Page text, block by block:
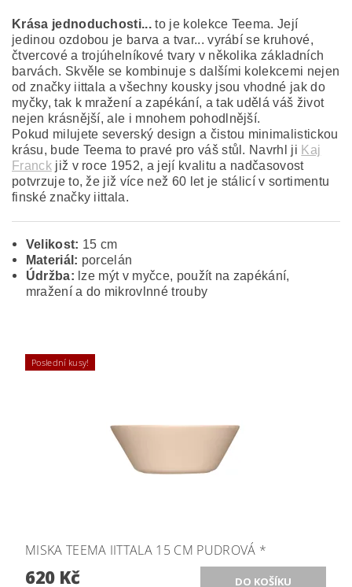
Krása jednoduchosti...to je kolekce Teema. Její
jedinou ozdobou je barva a tvar... vyrábí se kruhové,
čtvercové a trojúhelníkové tvary v několika základních
barvách. Skvěle se kombinuje s dalšími kolekcemi nejen
od značky iittala a všechny kousky jsou vhodné jak do
myčky, tak k mražení a zapékání, a tak udělá váš život
nejen krásnější, ale i mnohem pohodlnější.
Pokud milujete severský design a čistou minimalistickou
krásu, bude Teema to pravé pro váš stůl. Navrhl ji Kaj
Franckjiž v roce 1952, a její kvalitu a nadčasovost
potvrzuje to, že již více než 60 let je stálicí v sortimentu
finské značky iittala.
Velikost: 15 cm
Materiál: porcelán
Údržba: lze mýt v myčce, použít na zapékání,
mražení a do mikrovlnné trouby
Poslední kusy!
MISKA TEEMA IITTALA 15 CM PUDROVÁ *
620 Kč